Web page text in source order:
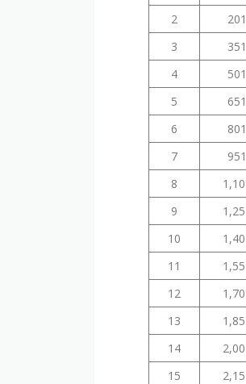
2
201
3
351
4
501
5
651
6
801
7
951
8
9
10
11
12
13
14
15